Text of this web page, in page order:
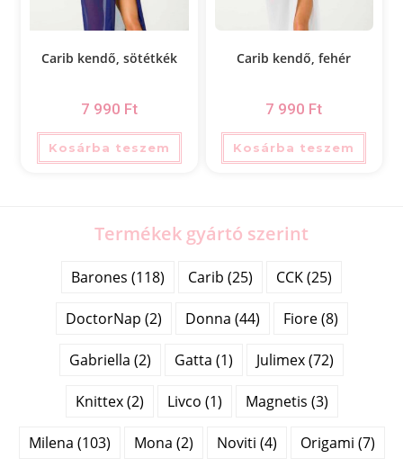
Carib kendő, sötétkék
7 990 Ft
Kosárba teszem
Carib kendő, fehér
7 990 Ft
Kosárba teszem
Termékek gyártó szerint
Barones (118) Carib (25) CCK (25)
DoctorNap (2) Donna (44) Fiore (8)
Gabriella (2) Gatta (1) Julimex (72)
Knittex (2) Livco (1) Magnetis (3)
Milena (103) Mona (2) Noviti (4) Origami (7)